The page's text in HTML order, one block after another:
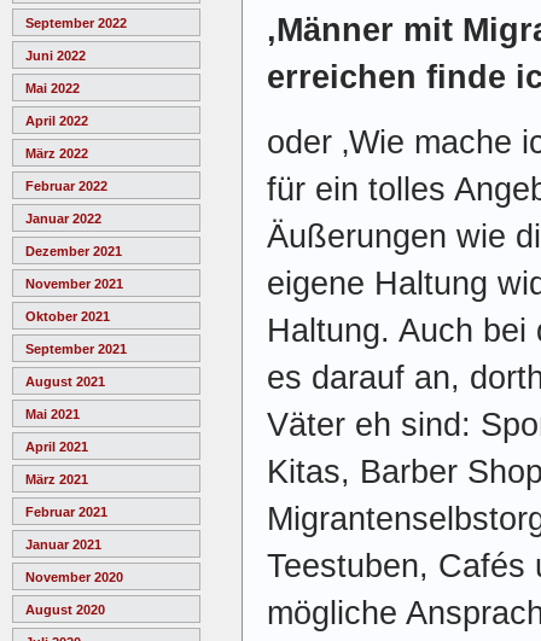
September 2022
Juni 2022
Mai 2022
April 2022
März 2022
Februar 2022
Januar 2022
Dezember 2021
November 2021
Oktober 2021
September 2021
August 2021
Mai 2021
April 2021
März 2021
Februar 2021
Januar 2021
November 2020
August 2020
‚Männer mit
erreichen finde
oder ‚Wie mache
für ein tolles
Äußerungen wie
eigene Haltung
Haltung. Auch bei
es darauf an,
Väter eh sind:
Kitas, Barber
Teestuben, Cafés
mögliche